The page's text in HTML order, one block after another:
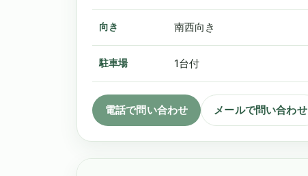
向き 南西向き
駐車場 1台付
電話で問い合わせ メールで問い合わせ